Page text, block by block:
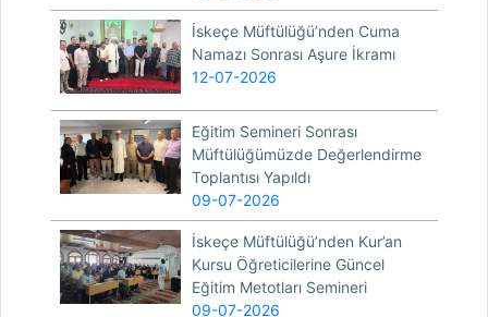
İskeçe Müftülüğü’nden Cuma
Namazı Sonrası Aşure İkramı
12-07-2026
Eğitim Semineri Sonrası
Müftülüğümüzde Değerlendirme
Toplantısı Yapıldı
09-07-2026
İskeçe Müftülüğü’nden Kur’an
Kursu Öğreticilerine Güncel
Eğitim Metotları Semineri
09-07-2026